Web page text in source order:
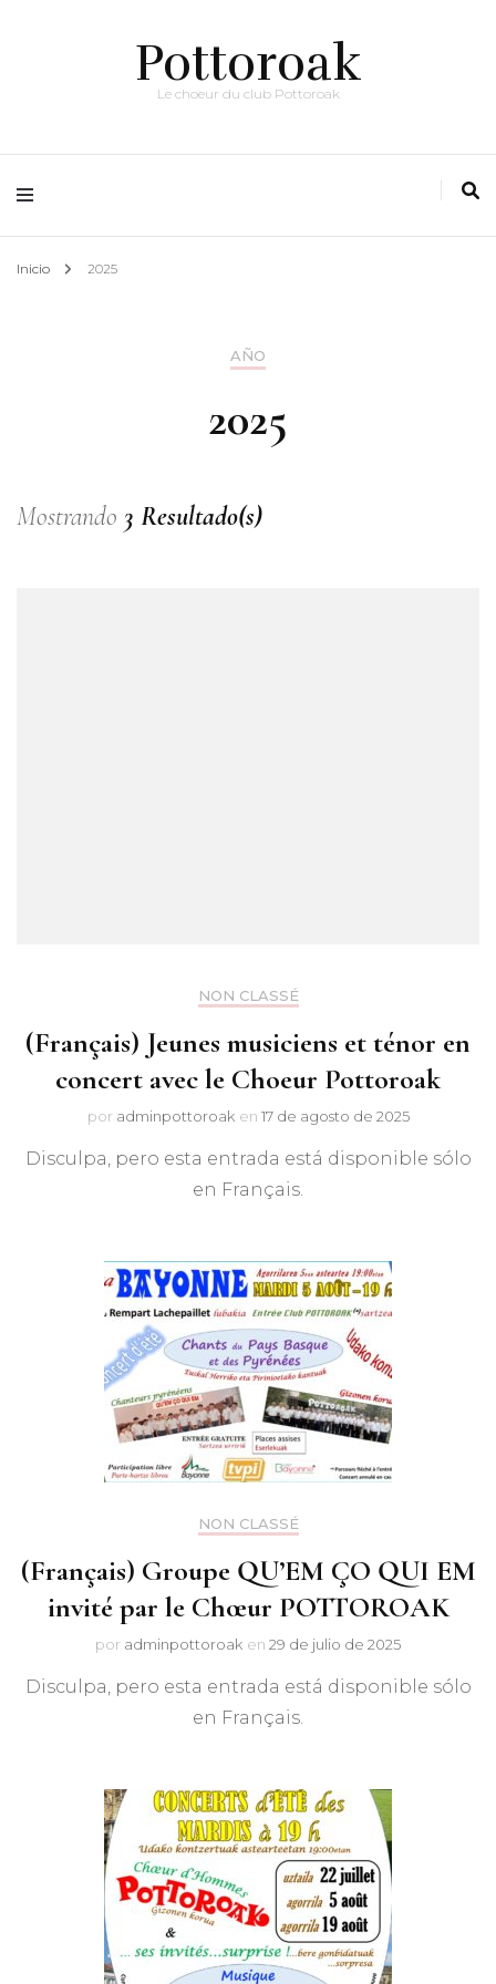
Pottoroak
Le choeur du club Pottoroak
Inicio 2025
AÑO
2025
Mostrando 3 Resultado(s)
NON CLASSÉ
(Français) Jeunes musiciens et ténor en
concert avec le Choeur Pottoroak
por adminpottoroak en 17 de agosto de 2025
Disculpa, pero esta entrada está disponible sólo
en Français.
NON CLASSÉ
(Français) Groupe QU’EM ÇO QUI EM
invité par le Chœur POTTOROAK
por adminpottoroak en 29 de julio de 2025
Disculpa, pero esta entrada está disponible sólo
en Français.